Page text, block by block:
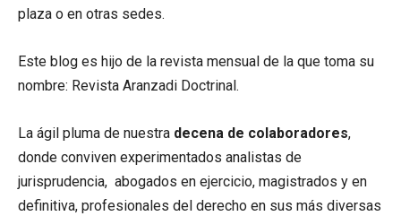
plaza o en otras sedes.
Este blog es hijo de la revista mensual de la que toma su
nombre: Revista Aranzadi Doctrinal.
La ágil pluma de nuestra decena de colaboradores,
donde conviven experimentados analistas de
jurisprudencia, abogados en ejercicio, magistrados y en
definitiva, profesionales del derecho en sus más diversas